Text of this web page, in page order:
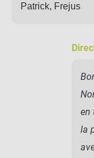
Patrick, Frejus
en
la